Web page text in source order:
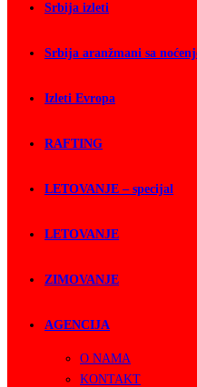
Srbija izleti
Srbija aranžmani sa
Izleti Evropa
RAFTING
LETOVANJE – specijal
LETOVANJE
ZIMOVANJE
AGENCIJA
O NAMA
KONTAKT